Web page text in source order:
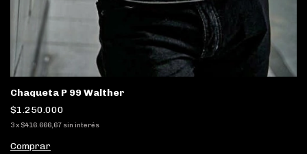
Chaqueta P 99 Walther
$1.250.000
3x $416.666,67 sin interés
Comprar